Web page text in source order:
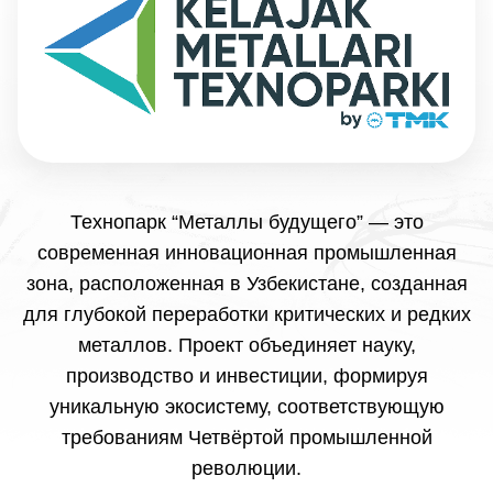
Технопарк “Металлы будущего” — это
современная инновационная промышленная
зона, расположенная в Узбекистане, созданная
для глубокой переработки критических и редких
металлов. Проект объединяет науку,
производство и инвестиции, формируя
уникальную экосистему, соответствующую
требованиям Четвёртой промышленной
революции.